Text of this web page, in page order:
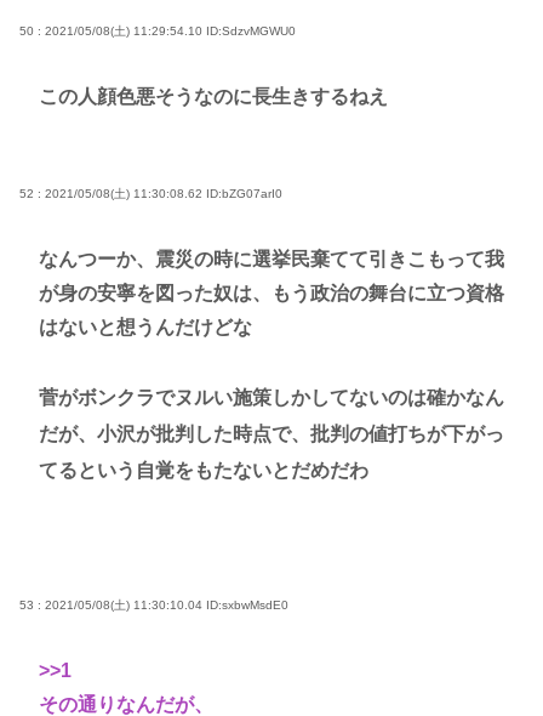
50 : 2021/05/08(土) 11:29:54.10 ID:SdzvMGWU0
この人顔色悪そうなのに長生きするねえ
52 : 2021/05/08(土) 11:30:08.62 ID:bZG07arI0
なんつーか、震災の時に選挙民棄てて引きこもって我
が身の安寧を図った奴は、もう政治の舞台に立つ資格
はないと想うんだけどな
菅がボンクラでヌルい施策しかしてないのは確かなん
だが、小沢が批判した時点で、批判の値打ちが下がっ
てるという自覚をもたないとだめだわ
53 : 2021/05/08(土) 11:30:10.04 ID:sxbwMsdE0
>>1
その通りなんだが、